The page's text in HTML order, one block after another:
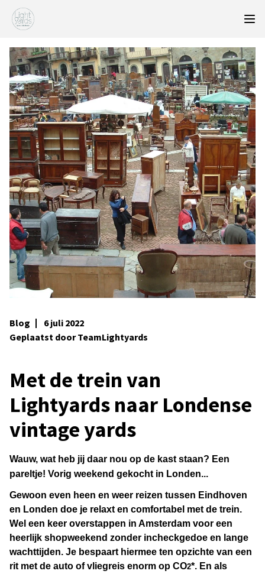
Blog
6 juli 2022
Geplaatst door TeamLightyards
Met de trein van
Lightyards naar Londense
vintage yards
Wauw, wat heb jij daar nou op de kast staan? Een
pareltje! Vorig weekend gekocht in Londen...
Gewoon even heen en weer reizen tussen Eindhoven
en Londen doe je relaxt en comfortabel met de trein.
Wel een keer overstappen in Amsterdam voor een
heerlijk shopweekend zonder incheckgedoe en lange
wachttijden. Je bespaart hiermee ten opzichte van een
rit met de auto of vliegreis enorm op CO2*. En als